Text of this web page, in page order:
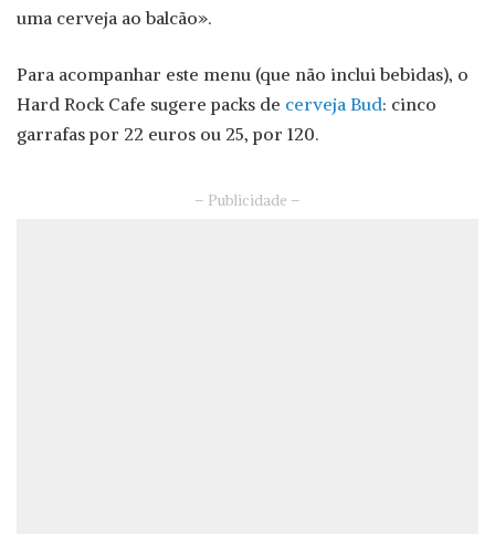
uma cerveja ao balcão».
Para acompanhar este menu (que não inclui bebidas), o
Hard Rock Cafe sugere packs de cerveja Bud: cinco
garrafas por 22 euros ou 25, por 120.
– Publicidade –